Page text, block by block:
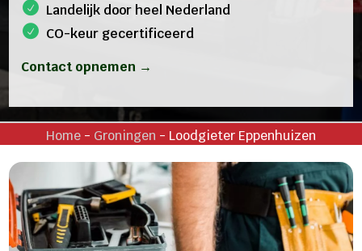
Landelijk door heel Nederland
CO-keur gecertificeerd
Contact opnemen →
Home- Groningen - Loodgieter Eppenhuizen